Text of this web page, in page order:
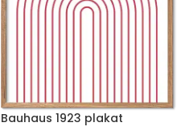
Bauhaus 1923 plakat